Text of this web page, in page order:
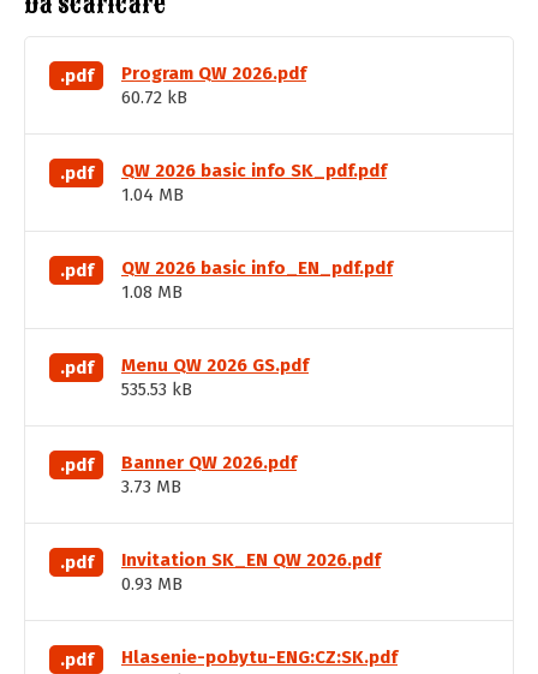
.pdf
Program QW 2026.pdf
60.72 kB
.pdf
QW 2026 basic info SK_pdf.pdf
1.04 MB
.pdf
QW 2026 basic info_EN_pdf.pdf
1.08 MB
.pdf
Menu QW 2026 GS.pdf
535.53 kB
.pdf
Banner QW 2026.pdf
3.73 MB
.pdf
Invitation SK_EN QW 2026.pdf
0.93 MB
.pdf
Hlasenie-pobytu-ENG:CZ:SK.pdf